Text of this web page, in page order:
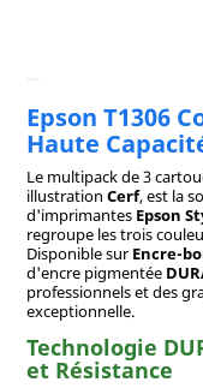
Epson T1306
Haute
Le multipack de 3
illustration Cerf, est la
d'imprimantes Epson
regroupe les trois
Disponible surEncre-
d'encre pigmentée
professionnels et des
exceptionnelle.
Technologie
et Résistance